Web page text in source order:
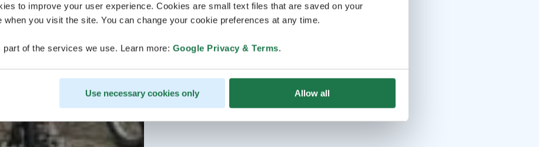
to improve your user experience. Cookies are small text files that are saved on your
when you visit the site. You can change your cookie preferences at any time.
of the services we use. Learn more: Google Privacy & Terms.
Use necessary cookies only Allow all